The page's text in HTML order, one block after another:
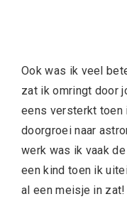
Ook was ik veel
zat ik omringt door
eens versterkt toen
doorgroei naar
werk was ik vaak
een kind toen ik
al een meisje in